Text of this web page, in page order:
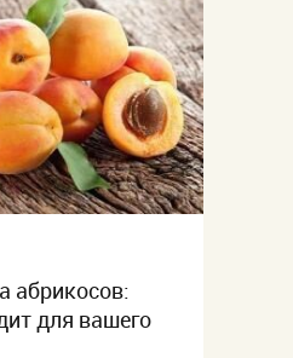
абрикосов:
для вашего